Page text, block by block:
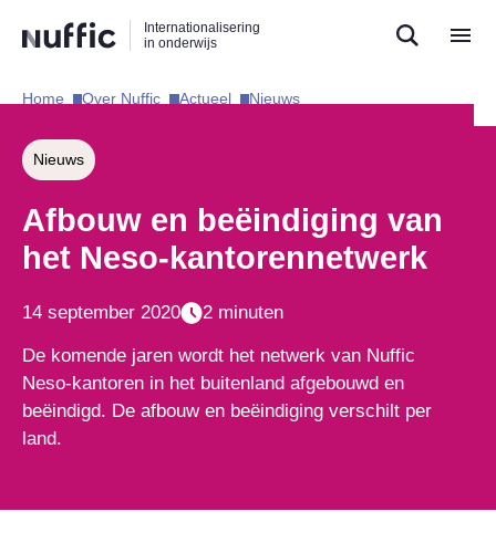
naar
zoekfunctie
naar
hoofdnavigatie
naar
inhoud
Internationalisering
in onderwijs
Hoofdnavigatie
Home​ Over Nuffic​ Actueel​ Nieuws​
Nieuws
Afbouw en beëindiging van
het Neso-kantorennetwerk
14 september 2020 2 minuten
De komende jaren wordt het netwerk van Nuffic
Neso-kantoren in het buitenland afgebouwd en
beëindigd. De afbouw en beëindiging verschilt per
land.